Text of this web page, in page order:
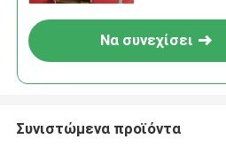
Να συνεχίσει
Συνιστώμενα προϊόντα